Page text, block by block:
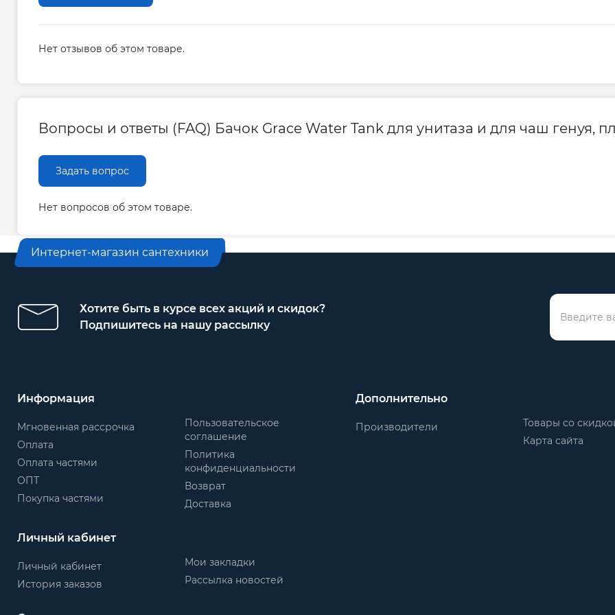
Нет отзывов об этом товаре.
Вопросы и ответы (FAQ) Бачок Grace Water Tank для унитаза и для чаш генуя,
Задать вопрос
Нет вопросов об этом товаре.
Интернет-магазин сантехники
Хотите быть в курсе всех акций и скидок?
Подпишитесь на нашу рассылку
Информация
Мгновенная рассрочка
Оплата
Оплата частями
ОПТ
Покупка частями
Пользовательское
соглашение
Политика
конфиденциальности
Возврат
Доставка
Дополнительно
Производители
Товары со
Карта сайта
Личный кабинет
Личный кабинет
История заказов
Мои закладки
Рассылка новостей